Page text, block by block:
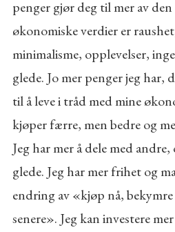
penger gjør deg til mer av
økonomiske verdier er
minimalisme, opplevelser,
glede. Jo mer penger jeg har,
til å leve i tråd med mine
kjøper færre, men bedre og
Jeg har mer å dele med
glede. Jeg har mer frihet og
endring av «kjøp nå,
senere». Jeg kan investere